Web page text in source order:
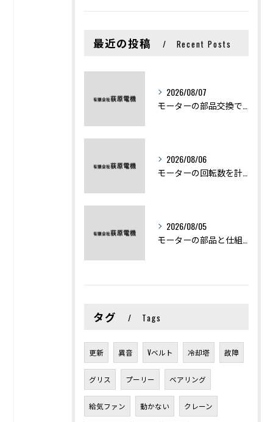
最近の投稿 Recent Posts
2026/08/07
2026/08/06
2026/08/05
タグ Tags
更新 異音 Vベルト 冷却塔 故障
グリス プーリー ベアリング
給気ファン 動かない クレーン